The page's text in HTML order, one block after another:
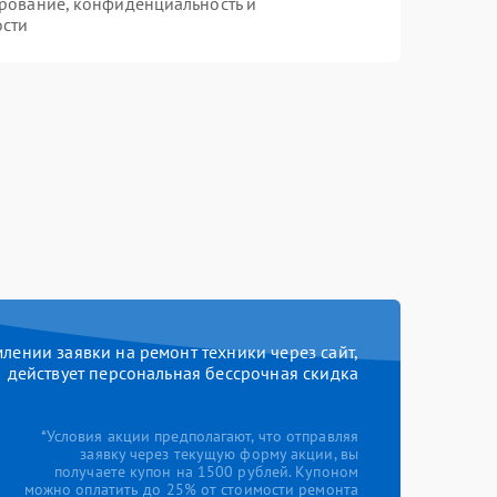
заявки на ремонт техники через сайт,
действует персональная бессрочная скидка
*Условия акции предполагают, что отправляя
заявку через текущую форму акции, вы
получаете купон на 1500 рублей. Купоном
можно оплатить до 25% от стоимости ремонта